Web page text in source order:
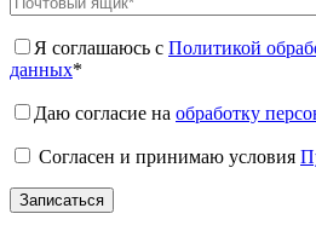
Я соглашаюсь с Политикой
данных*
Даю согласие на обработку
Согласен и принимаю условия